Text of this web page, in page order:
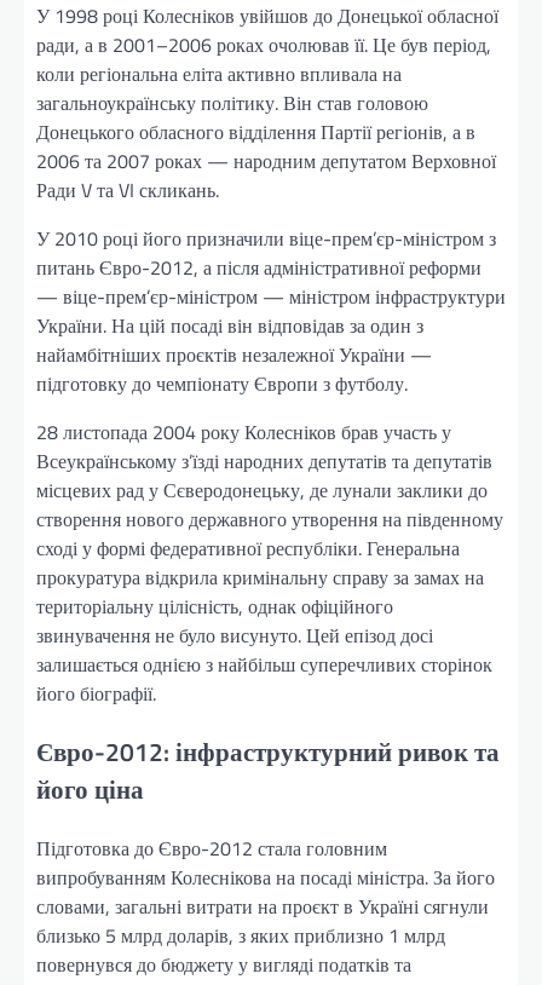
У 1998 році Колесніков увійшов до Донецької обласної
ради, а в 2001–2006 роках очолював її. Це був період,
коли регіональна еліта активно впливала на
загальноукраїнську політику. Він став головою
Донецького обласного відділення Партії регіонів, а в
2006 та 2007 роках — народним депутатом Верховної
Ради V та VI скликань.
У 2010 році його призначили віце-прем’єр-міністром з
питань Євро-2012, а після адміністративної реформи
— віце-прем’єр-міністром — міністром інфраструктури
України. На цій посаді він відповідав за один з
найамбітніших проєктів незалежної України —
підготовку до чемпіонату Європи з футболу.
28 листопада 2004 року Колесніков брав участь у
Всеукраїнському з’їзді народних депутатів та депутатів
місцевих рад у Сєверодонецьку, де лунали заклики до
створення нового державного утворення на південному
сході у формі федеративної республіки. Генеральна
прокуратура відкрила кримінальну справу за замах на
територіальну цілісність, однак офіційного
звинувачення не було висунуто. Цей епізод досі
залишається однією з найбільш суперечливих сторінок
його біографії.
Євро-2012: інфраструктурний ривок та
його ціна
Підготовка до Євро-2012 стала головним
випробуванням Колеснікова на посаді міністра. За його
словами, загальні витрати на проєкт в Україні сягнули
близько 5 млрд доларів, з яких приблизно 1 млрд
повернувся до бюджету у вигляді податків та